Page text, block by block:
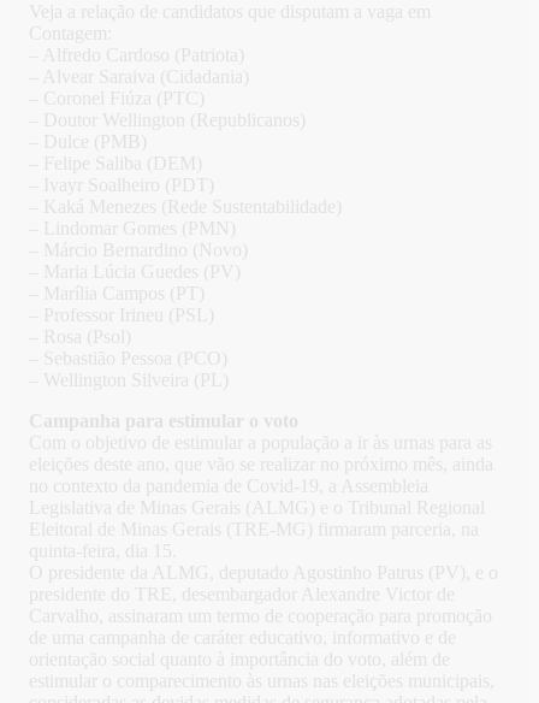
Veja a relação de candidatos que disputam a vaga em
Contagem:
– Alfredo Cardoso (Patriota)
– Alvear Saraiva (Cidadania)
– Coronel Fiúza (PTC)
– Doutor Wellington (Republicanos)
– Dulce (PMB)
– Felipe Saliba (DEM)
– Ivayr Soalheiro (PDT)
– Kaká Menezes (Rede Sustentabilidade)
– Lindomar Gomes (PMN)
– Márcio Bernardino (Novo)
– Maria Lúcia Guedes (PV)
– Marília Campos (PT)
– Professor Irineu (PSL)
– Rosa (Psol)
– Sebastião Pessoa (PCO)
– Wellington Silveira (PL)
Campanha para estimular o voto
Com o objetivo de estimular a população a ir às urnas para as
eleições deste ano, que vão se realizar no próximo mês, ainda
no contexto da pandemia de Covid-19, a Assembleia
Legislativa de Minas Gerais (ALMG) e o Tribunal Regional
Eleitoral de Minas Gerais (TRE-MG) firmaram parceria, na
quinta-feira, dia 15.
O presidente da ALMG, deputado Agostinho Patrus (PV), e o
presidente do TRE, desembargador Alexandre Victor de
Carvalho, assinaram um termo de cooperação para promoção
de uma campanha de caráter educativo, informativo e de
orientação social quanto à importância do voto, além de
estimular o comparecimento às urnas nas eleições municipais,